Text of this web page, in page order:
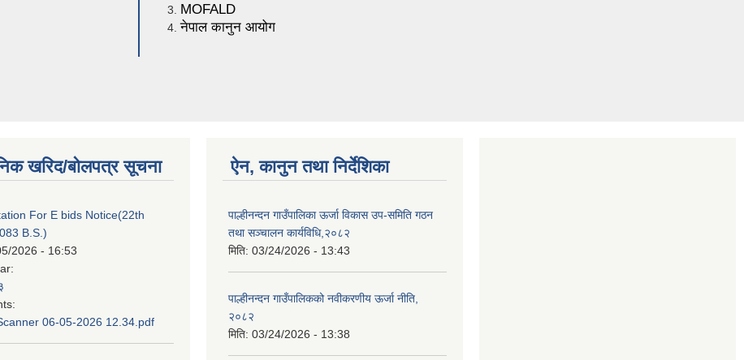
MOFALD
नेपाल कानुन आयोग
खरिद/बोलपत्र सूचना
For E bids Notice(22th
B.S.)
2026 - 16:53
06-05-2026 12.34.pdf
ऐन, कानुन तथा निर्देशिका
पाल्हीनन्दन गाउँपालिका ऊर्जा विकास उप-समिति गठन
तथा सञ्चालन कार्यविधि,२०८२
मिति: 03/24/2026 - 13:43
पाल्हीनन्दन गाउँपालिकको नवीकरणीय ऊर्जा नीति,
२०८२
मिति: 03/24/2026 - 13:38